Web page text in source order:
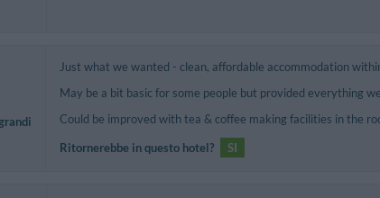
Just what we wanted - clean, affordable accommodation
May be a bit basic for some people but provided everything
Could be improved with tea & coffee making facilities in the
Ritornerebbe in questo hotel?
SI